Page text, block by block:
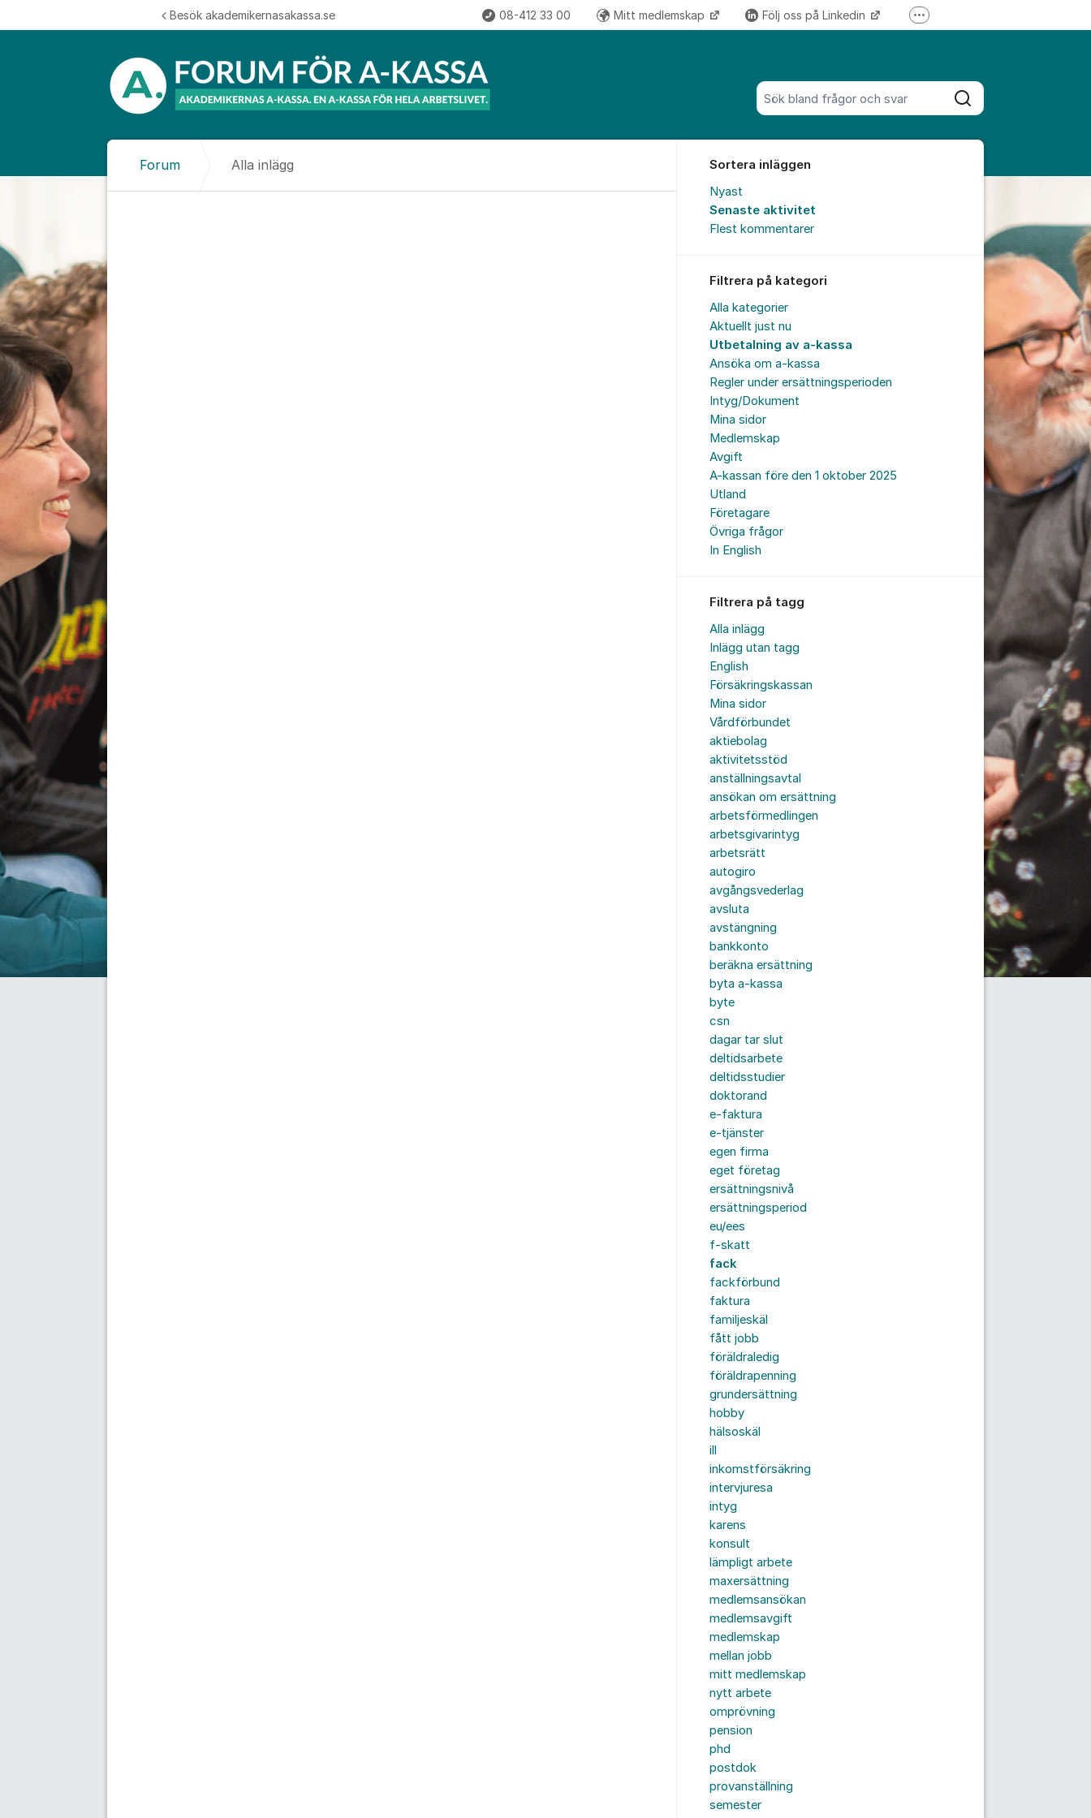
Sök bland alla inlägg
Sök
Besök akademikernasakassa.se 08-412 33 00 Mitt medlemskap Följ oss på Linkedin Fler supportlänkar
Forum Alla inlägg
Sortera inläggen
Nyast
Senaste aktivitet
Flest kommentarer
Filtrera på kategori
Alla kategorier
Aktuellt just nu
Utbetalning av a-kassa
Ansöka om a-kassa
Regler under ersättningsperioden
Intyg/Dokument
Mina sidor
Medlemskap
Avgift
A-kassan före den 1 oktober 2025
Utland
Företagare
Övriga frågor
In English
Filtrera på tagg
Alla inlägg
Inlägg utan tagg
English
Försäkringskassan
Mina sidor
Vårdförbundet
aktiebolag
aktivitetsstöd
anställningsavtal
ansökan om ersättning
arbetsförmedlingen
arbetsgivarintyg
arbetsrätt
autogiro
avgångsvederlag
avsluta
avstängning
bankkonto
beräkna ersättning
byta a-kassa
byte
csn
dagar tar slut
deltidsarbete
deltidsstudier
doktorand
e-faktura
e-tjänster
egen firma
eget företag
ersättningsnivå
ersättningsperiod
eu/ees
f-skatt
fack
fackförbund
faktura
familjeskäl
fått jobb
föräldraledig
föräldrapenning
grundersättning
hobby
hälsoskäl
ill
inkomstförsäkring
intervjuresa
intyg
karens
konsult
lämpligt arbete
maxersättning
medlemsansökan
medlemsavgift
medlemskap
mellan jobb
mitt medlemskap
nytt arbete
omprövning
pension
phd
postdok
provanställning
semester